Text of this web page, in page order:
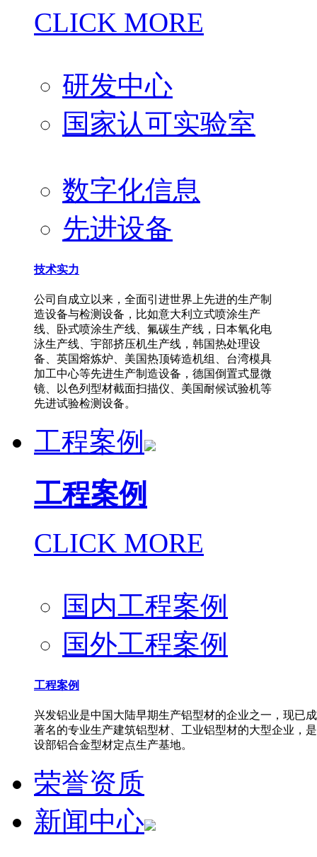
CLICK MORE
研发中心
国家认可实验室
数字化信息
先进设备
技术实力
公司自成立以来，全面引进世界上先进的生产制
造设备与检测设备，比如意大利立式喷涂生产
线、卧式喷涂生产线、氟碳生产线，日本氧化电
泳生产线、宇部挤压机生产线，韩国热处理设
备、英国熔炼炉、美国热顶铸造机组、台湾模具
加工中心等先进生产制造设备，德国倒置式显微
镜、以色列型材截面扫描仪、美国耐候试验机等
先进试验检测设备。
工程案例
工程案例
CLICK MORE
国内工程案例
国外工程案例
工程案例
兴发铝业是中国大陆早期生产铝型材的企业之一，现已
著名的专业生产建筑铝型材、工业铝型材的大型企业，
设部铝合金型材定点生产基地。
荣誉资质
新闻中心